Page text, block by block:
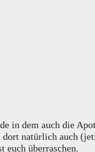
in dem auch die
natürlich auch
überraschen.